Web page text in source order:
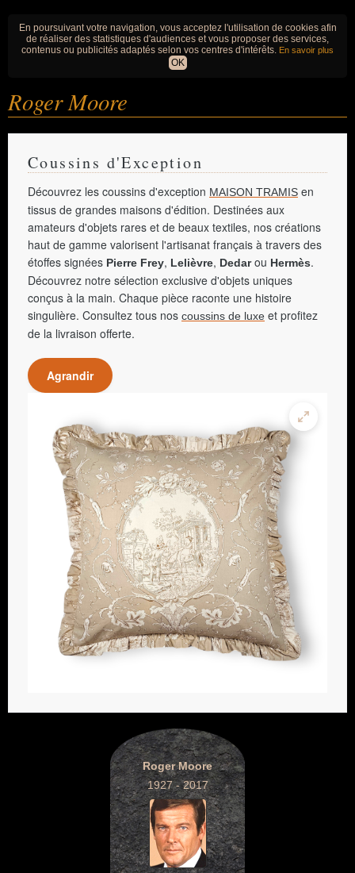
En poursuivant votre navigation, vous acceptez l'utilisation de cookies afin
de réaliser des statistiques d'audiences et vous proposer des services,
contenus ou publicités adaptés selon vos centres d'intérêts. En savoir plus
OK
Roger Moore
Coussins d'Exception
Découvrez les coussins d'exception MAISON TRAMIS en
tissus de grandes maisons d'édition. Destinées aux
amateurs d'objets rares et de beaux textiles, nos créations
haut de gamme valorisent l'artisanat français à travers des
étoffes signées Pierre Frey, Lelièvre, Dedarou Hermès.
Découvrez notre sélection exclusive d'objets uniques
conçus à la main. Chaque pièce raconte une histoire
singulière. Consultez tous nos coussins de luxe et profitez
de la livraison offerte.
Agrandir
Roger Moore
1927 - 2017